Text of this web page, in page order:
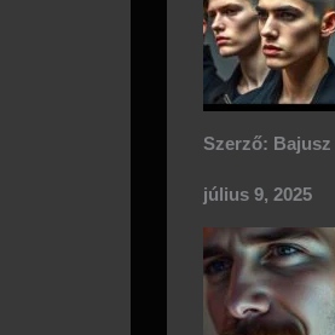
Szerző: Bajusz
július 9, 2025